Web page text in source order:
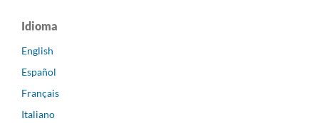
Idioma
English
Español
Français
Italiano